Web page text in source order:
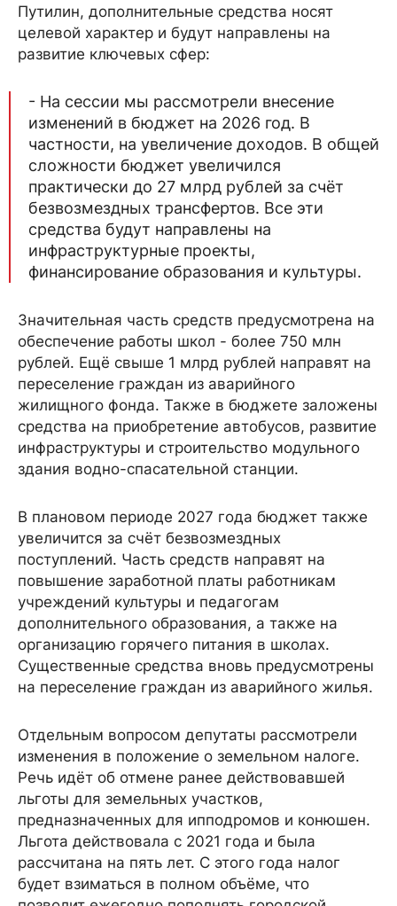
Путилин, дополнительные средства носят
целевой характер и будут направлены на
развитие ключевых сфер:
- На сессии мы рассмотрели внесение
изменений в бюджет на 2026 год. В
частности, на увеличение доходов. В общей
сложности бюджет увеличился
практически до 27 млрд рублей за счёт
безвозмездных трансфертов. Все эти
средства будут направлены на
инфраструктурные проекты,
финансирование образования и культуры.
Значительная часть средств предусмотрена на
обеспечение работы школ - более 750 млн
рублей. Ещё свыше 1 млрд рублей направят на
переселение граждан из аварийного
жилищного фонда. Также в бюджете заложены
средства на приобретение автобусов, развитие
инфраструктуры и строительство модульного
здания водно-спасательной станции.
В плановом периоде 2027 года бюджет также
увеличится за счёт безвозмездных
поступлений. Часть средств направят на
повышение заработной платы работникам
учреждений культуры и педагогам
дополнительного образования, а также на
организацию горячего питания в школах.
Существенные средства вновь предусмотрены
на переселение граждан из аварийного жилья.
Отдельным вопросом депутаты рассмотрели
изменения в положение о земельном налоге.
Речь идёт об отмене ранее действовавшей
льготы для земельных участков,
предназначенных для ипподромов и конюшен.
Льгота действовала с 2021 года и была
рассчитана на пять лет. С этого года налог
будет взиматься в полном объёме, что